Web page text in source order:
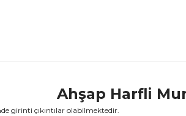
Ahşap Harfli
girinti çıkıntılar olabilmektedir.